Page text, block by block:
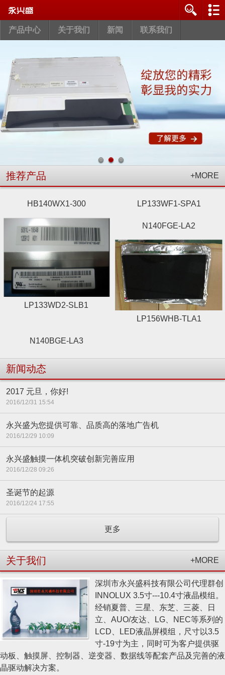
产品中心 关于我们 新闻 联系我们
推荐产品 +MORE
HB140WX1-300 LP133WF1-SPA1
LP133WD2-SLB1
N140FGE-LA2
LP156WHB-TLA1
N140BGE-LA3
新闻动态
2017 元旦，你好!
2016/12/31 15:54
永兴盛为您提供可靠、品质高的落地广告机
2016/12/29 10:09
永兴盛触摸一体机突破创新完善应用
2016/12/28 09:26
圣诞节的起源
2016/12/24 17:55
更多
关于我们 +MORE
深圳市永兴盛科技有限公司代理群创
INNOLUX 3.5寸---10.4寸液晶模组。
经销夏普、三星、东芝、三菱、日
立、AUO/友达、LG、NEC等系列的
LCD、LED液晶屏模组，尺寸以3.5
寸-19寸为主，同时可为客户提供驱
动板、触摸屏、控制器、逆变器、数据线等配套产品及完善的液
晶驱动解决方案。